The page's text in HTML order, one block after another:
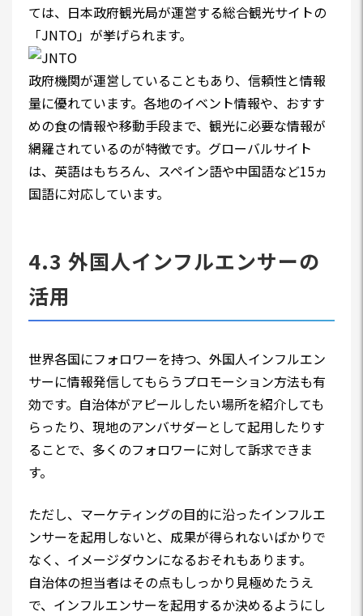
ては、日本政府観光局が運営する総合観光サイトの
「JNTO」が挙げられます。
政府機関が運営していることもあり、信頼性と情報
量に優れています。各地のイベント情報や、おすす
めの食の情報や移動手段まで、観光に必要な情報が
網羅されているのが特徴です。グローバルサイト
は、英語はもちろん、スペイン語や中国語など15ヵ
国語に対応しています。
4.3 外国人インフルエンサーの
活用
世界各国にフォロワーを持つ、外国人インフルエン
サーに情報発信してもらうプロモーション方法も有
効です。自治体がアピールしたい場所を紹介しても
らったり、現地のアンバサダーとして起用したりす
ることで、多くのフォロワーに対して訴求できま
す。
ただし、マーケティングの目的に沿ったインフルエ
ンサーを起用しないと、成果が得られないばかりで
なく、イメージダウンになるおそれもあります。
自治体の担当者はその点もしっかり見極めたうえ
で、インフルエンサーを起用するか決めるようにし